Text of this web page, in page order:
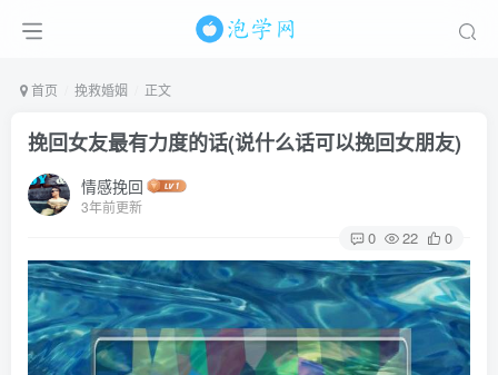
首页 挽救婚姻 正文
挽回女友最有力度的话(说什么话可以挽回女朋友)
情感挽回
3年前更新
0 22 0